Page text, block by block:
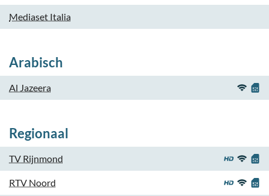
Mediaset Italia
Arabisch
Al Jazeera
Regionaal
TV Rijnmond
RTV Noord